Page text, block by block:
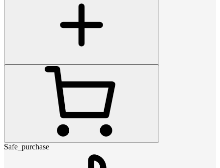
Safe_purchase